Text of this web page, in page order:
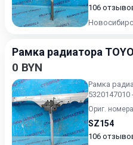
106
Рамка радиатора
0 BYN
Рамка
5320147010
Ориг. номера
SZ154
106